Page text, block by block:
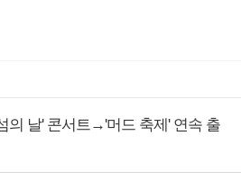
의 날' 콘서트→'머드 축제' 연속 출